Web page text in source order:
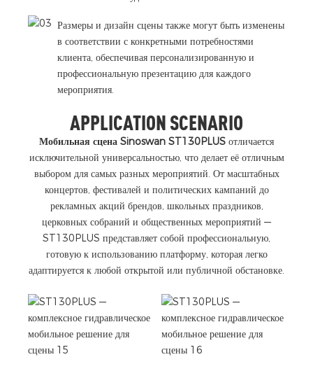
Размеры и дизайн сцены также могут быть изменены
в соответствии с конкретными потребностями
клиента, обеспечивая персонализированную и
профессиональную презентацию для каждого
мероприятия.
APPLICATION SCENARIO
Мобильная сцена Sinoswan ST130PLUS отличается
исключительной универсальностью, что делает её отличным
выбором для самых разных мероприятий. От масштабных
концертов, фестивалей и политических кампаний до
рекламных акций брендов, школьных праздников,
церковных собраний и общественных мероприятий —
ST130PLUS представляет собой профессиональную,
готовую к использованию платформу, которая легко
адаптируется к любой открытой или публичной обстановке.